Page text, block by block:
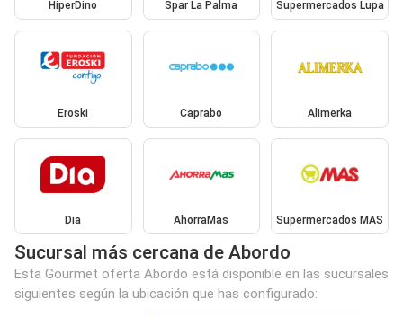
HiperDino Spar La Palma Supermercados Lupa
Eroski Caprabo Alimerka
Dia AhorraMas Supermercados MAS
Sucursal más cercana de Abordo
Esta Gourmet oferta Abordo está disponible en las sucursales
siguientes según la ubicación que has configurado: